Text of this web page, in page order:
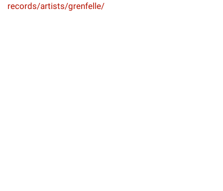
records/artists/grenfelle/